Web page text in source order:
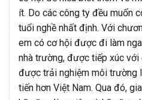
ít. Do các công ty đều muốn
tuổi nghề nhất định. Với
em có cơ hội được đi làm
nhà trường, được tiếp xúc
được trải nghiệm môi trường
tiến hơn Việt Nam. Qua đó,